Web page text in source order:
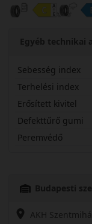
Egyéb technikai
Sebesség index
Terhelési index
Erősített kivitel
Defekttűrő gumi
Peremvédő
Budapesti
AKH